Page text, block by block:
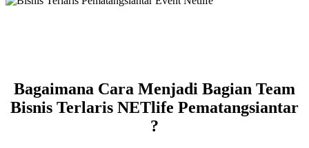
Bagaimana Cara Menjadi Bagian Team
Bisnis Terlaris NETlife Pematangsiantar
?